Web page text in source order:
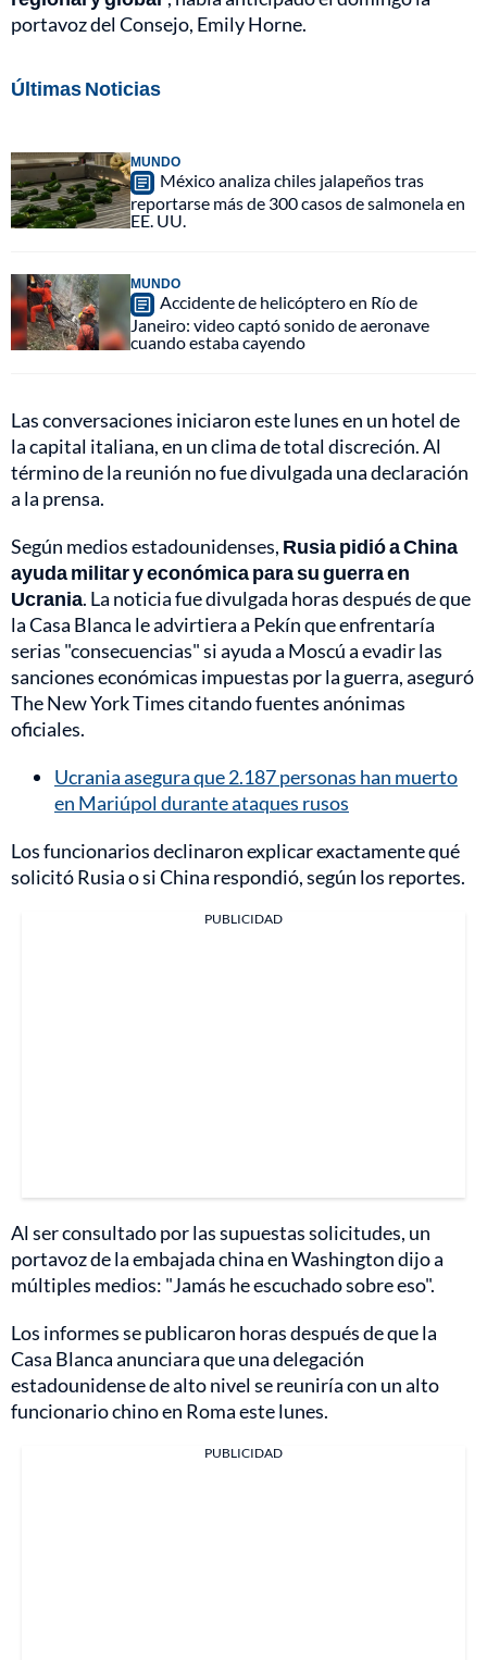
portavoz del Consejo, Emily Horne.
Últimas Noticias
MUNDO
México analiza chiles jalapeños tras
reportarse más de 300 casos de salmonela en
EE. UU.
MUNDO
Accidente de helicóptero en Río de
Janeiro: video captó sonido de aeronave
cuando estaba cayendo
Las conversaciones iniciaron este lunes en un hotel de
la capital italiana, en un clima de total discreción. Al
término de la reunión no fue divulgada una declaración
a la prensa.
Según medios estadounidenses, Rusia pidió a China
ayuda militar y económica para su guerra en
Ucrania. La noticia fue divulgada horas después de que
la Casa Blanca le advirtiera a Pekín que enfrentaría
serias "consecuencias" si ayuda a Moscú a evadir las
sanciones económicas impuestas por la guerra, aseguró
The New York Times citando fuentes anónimas
oficiales.
Ucrania asegura que 2.187 personas han muerto
en Mariúpol durante ataques rusos
Los funcionarios declinaron explicar exactamente qué
solicitó Rusia o si China respondió, según los reportes.
PUBLICIDAD
Al ser consultado por las supuestas solicitudes, un
portavoz de la embajada china en Washington dijo a
múltiples medios: "Jamás he escuchado sobre eso".
Los informes se publicaron horas después de que la
Casa Blanca anunciara que una delegación
estadounidense de alto nivel se reuniría con un alto
funcionario chino en Roma este lunes.
PUBLICIDAD